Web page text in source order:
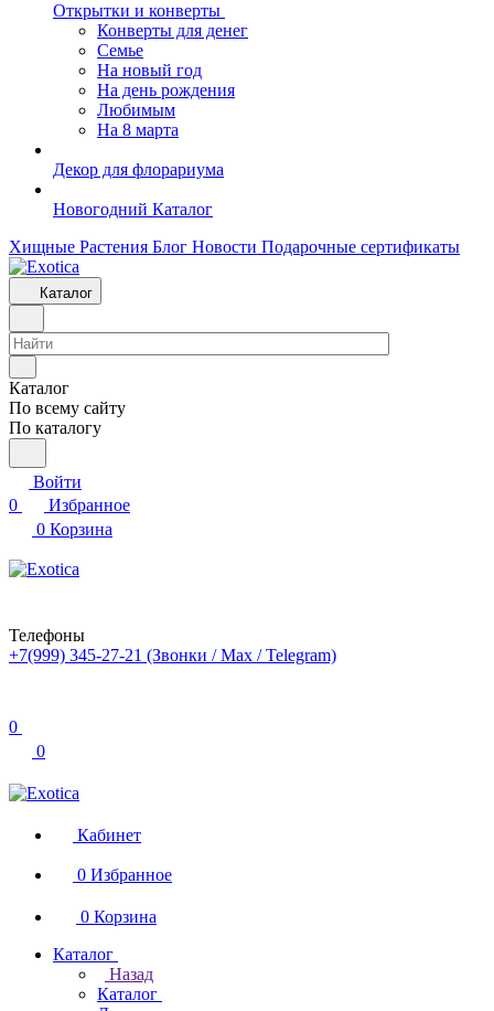
Открытки и конверты
Конверты для денег
Семье
На новый год
На день рождения
Любимым
На 8 марта
Декор для флорариума
Новогодний Каталог
Хищные Растения Блог Новости Подарочные сертификаты
Каталог
Каталог
По всему сайту
По каталогу
Войти
0
Избранное
0 Корзина
Телефоны
+7(999) 345-27-21 (Звонки / Max / Telegram)
0
0
Кабинет
0 Избранное
0 Корзина
Каталог
Назад
Каталог